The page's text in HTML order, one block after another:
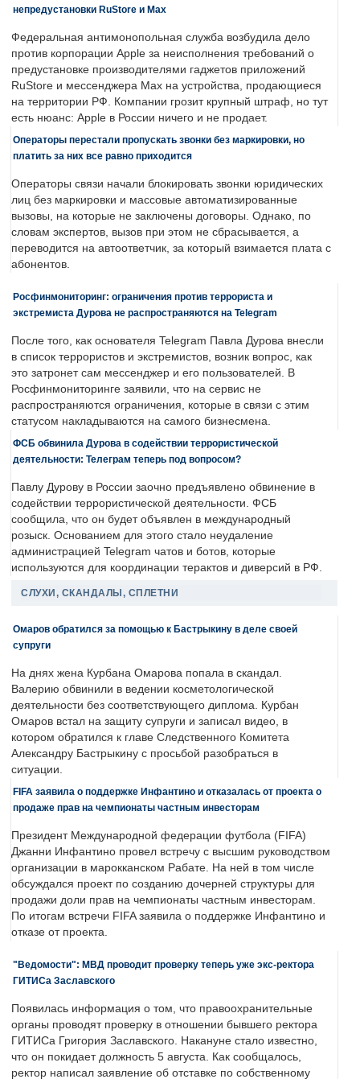
непредустановки RuStore и Max
Федеральная антимонопольная служба возбудила дело
против корпорации Apple за неисполнения требований о
предустановке производителями гаджетов приложений
RuStore и мессенджера Max на устройства, продающиеся
на территории РФ. Компании грозит крупный штраф, но тут
есть нюанс: Apple в России ничего и не продает.
Операторы перестали пропускать звонки без маркировки, но
платить за них все равно приходится
Операторы связи начали блокировать звонки юридических
лиц без маркировки и массовые автоматизированные
вызовы, на которые не заключены договоры. Однако, по
словам экспертов, вызов при этом не сбрасывается, а
переводится на автоответчик, за который взимается плата с
абонентов.
Росфинмониторинг: ограничения против террориста и
экстремиста Дурова не распространяются на Telegram
После того, как основателя Telegram Павла Дурова внесли
в список террористов и экстремистов, возник вопрос, как
это затронет сам мессенджер и его пользователей. В
Росфинмониторинге заявили, что на сервис не
распространяются ограничения, которые в связи с этим
статусом накладываются на самого бизнесмена.
ФСБ обвинила Дурова в содействии террористической
деятельности: Телеграм теперь под вопросом?
Павлу Дурову в России заочно предъявлено обвинение в
содействии террористической деятельности. ФСБ
сообщила, что он будет объявлен в международный
розыск. Основанием для этого стало неудаление
администрацией Telegram чатов и ботов, которые
используются для координации терактов и диверсий в РФ.
СЛУХИ, СКАНДАЛЫ, СПЛЕТНИ
Омаров обратился за помощью к Бастрыкину в деле своей
супруги
На днях жена Курбана Омарова попала в скандал.
Валерию обвинили в ведении косметологической
деятельности без соответствующего диплома. Курбан
Омаров встал на защиту супруги и записал видео, в
котором обратился к главе Следственного Комитета
Александру Бастрыкину с просьбой разобраться в
ситуации.
FIFA заявила о поддержке Инфантино и отказалась от проекта о
продаже прав на чемпионаты частным инвесторам
Президент Международной федерации футбола (FIFA)
Джанни Инфантино провел встречу с высшим руководством
организации в марокканском Рабате. На ней в том числе
обсуждался проект по созданию дочерней структуры для
продажи доли прав на чемпионаты частным инвесторам.
По итогам встречи FIFA заявила о поддержке Инфантино и
отказе от проекта.
"Ведомости": МВД проводит проверку теперь уже экс-ректора
ГИТИСа Заславского
Появилась информация о том, что правоохранительные
органы проводят проверку в отношении бывшего ректора
ГИТИСа Григория Заславского. Накануне стало известно,
что он покидает должность 5 августа. Как сообщалось,
ректор написал заявление об отставке по собственному